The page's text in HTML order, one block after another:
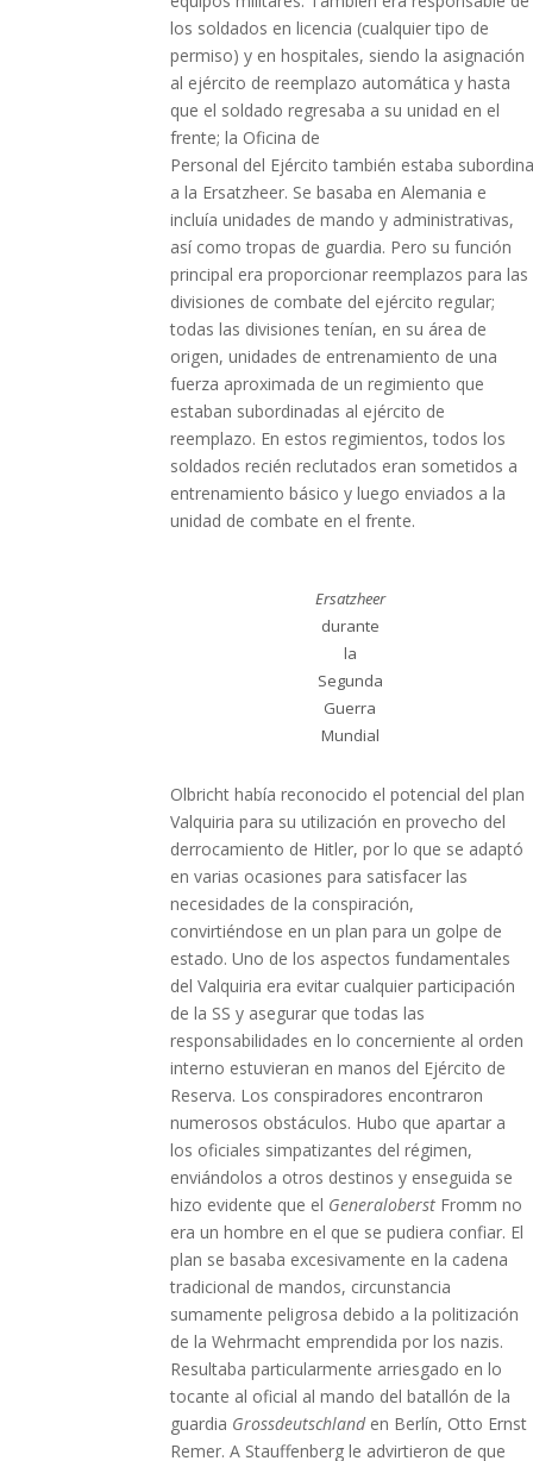
los soldados en licencia (cualquier tipo de
permiso) y en hospitales, siendo la asignación
al ejército de reemplazo automática y hasta
que el soldado regresaba a su unidad en el
frente; la Oficina de
Personal del Ejército también estaba
a la Ersatzheer. Se basaba en Alemania e
incluía unidades de mando y administrativas,
así como tropas de guardia. Pero su función
principal era proporcionar reemplazos para las
divisiones de combate del ejército regular;
todas las divisiones tenían, en su área de
origen, unidades de entrenamiento de una
fuerza aproximada de un regimiento que
estaban subordinadas al ejército de
reemplazo. En estos regimientos, todos los
soldados recién reclutados eran sometidos a
entrenamiento básico y luego enviados a la
unidad de combate en el frente.
Ersatzheer
durante
la
Segunda
Guerra
Mundial
Olbricht había reconocido el potencial del plan
Valquiria para su utilización en provecho del
derrocamiento de Hitler, por lo que se adaptó
en varias ocasiones para satisfacer las
necesidades de la conspiración,
convirtiéndose en un plan para un golpe de
estado. Uno de los aspectos fundamentales
del Valquiria era evitar cualquier participación
de la SS y asegurar que todas las
responsabilidades en lo concerniente al orden
interno estuvieran en manos del Ejército de
Reserva. Los conspiradores encontraron
numerosos obstáculos. Hubo que apartar a
los oficiales simpatizantes del régimen,
enviándolos a otros destinos y enseguida se
hizo evidente que el Generaloberst Fromm no
era un hombre en el que se pudiera confiar. El
plan se basaba excesivamente en la cadena
tradicional de mandos, circunstancia
sumamente peligrosa debido a la politización
de la Wehrmacht emprendida por los nazis.
Resultaba particularmente arriesgado en lo
tocante al oficial al mando del batallón de la
guardia Grossdeutschlanden Berlín, Otto Ernst
Remer. A Stauffenberg le advirtieron de que